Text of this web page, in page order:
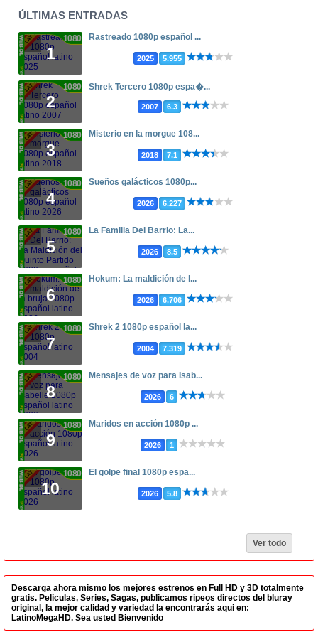
ÚLTIMAS ENTRADAS
1
1080p Rastreado 1080p español ...
2025 5.955
2
1080p Shrek Tercero 1080p espa�...
2007 6.3
3
1080p Misterio en la morgue 108...
2018 7.1
4
1080p Sueños galácticos 1080p...
2026 6.227
5
1080p La Familia Del Barrio: La...
2026 8.5
6
1080p Hokum: La maldición de l...
2026 6.706
7
1080p Shrek 2 1080p español la...
2004 7.319
8
1080p Mensajes de voz para Isab...
2026 6
9
1080p Maridos en acción 1080p ...
2026 1
10
1080p El golpe final 1080p espa...
2026 5.8
Ver todo
Descarga ahora mismo los mejores estrenos en Full HD y 3D totalmente
gratis. Peliculas, Series, Sagas, publicamos ripeos directos del bluray
original, la mejor calidad y variedad la encontrarás aqui en:
LatinoMegaHD. Sea usted Bienvenido